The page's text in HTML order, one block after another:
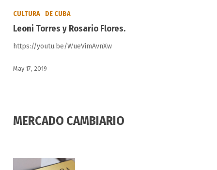
Rosario
Flores.
CULTURA DE CUBA
Leoni Torres y Rosario Flores.
https://youtu.be/WueVimAvnXw
May 17, 2019
MERCADO CAMBIARIO